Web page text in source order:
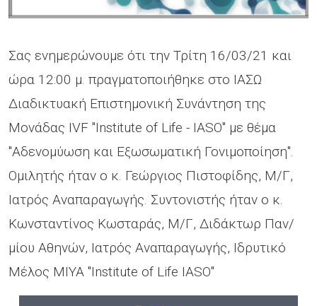
Σας ενημερώνουμε ότι την Τρίτη 16/03/21 και
ώρα 12:00 μ. πραγματοποιήθηκε στο ΙΑΣΩ
Διαδικτυακή Επιστημονική Συνάντηση της
Μονάδας IVF "Institute of Life - IASO" με θέμα
"Αδενομύωση και Εξωσωματική Γονιμοποίηση".
Oμιλητής ήταν ο κ. Γεώργιος Πιστοφίδης, Μ/Γ,
Ιατρός Αναπαραγωγής. Συντονιστής ήταν ο κ.
Κωνσταντίνος Κωσταράς, Μ/Γ, Διδάκτωρ Παν/
μίου Αθηνών, Ιατρός Αναπαραγωγής, Ιδρυτικό
Μέλος ΜΙΥΑ "Institute of Life IASO"